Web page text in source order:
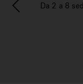
e Da 2 a 8